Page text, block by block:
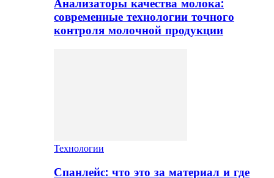
Анализаторы качества молока:
современные технологии точного
контроля молочной продукции
Технологии
Спанлейс: что это за материал и где